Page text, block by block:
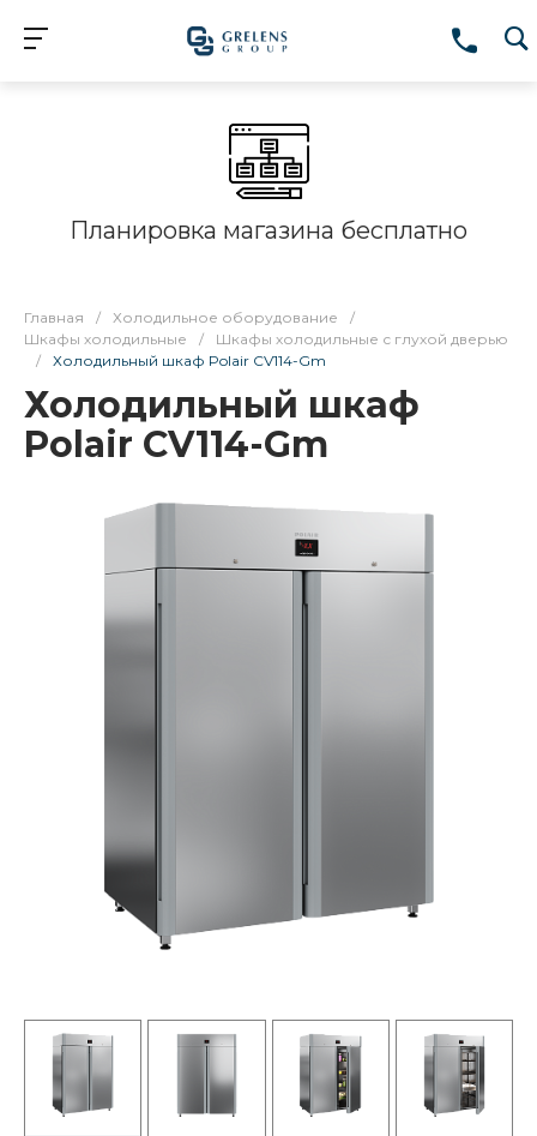
Планировка магазина бесплатно
Главная / Холодильное оборудование
/
Шкафы холодильные
/
Шкафы холодильные с глухой дверью
/
Холодильный шкаф Polair CV114-Gm
Холодильный шкаф
Polair CV114-Gm